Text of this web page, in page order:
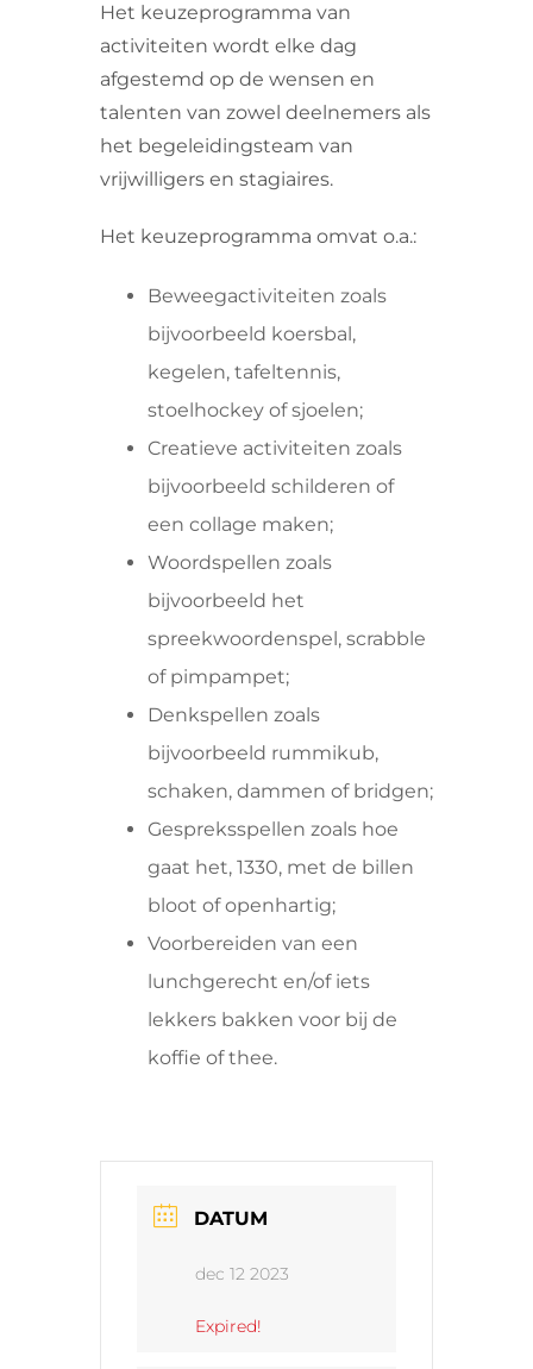
Het keuzeprogramma van
activiteiten wordt elke dag
afgestemd op de wensen en
talenten van zowel deelnemers als
het begeleidingsteam van
vrijwilligers en stagiaires.
Het keuzeprogramma omvat o.a.:
Beweegactiviteiten zoals
bijvoorbeeld koersbal,
kegelen, tafeltennis,
stoelhockey of sjoelen;
Creatieve activiteiten zoals
bijvoorbeeld schilderen of
een collage maken;
Woordspellen zoals
bijvoorbeeld het
spreekwoordenspel, scrabble
of pimpampet;
Denkspellen zoals
bijvoorbeeld rummikub,
schaken, dammen of bridgen;
Gespreksspellen zoals hoe
gaat het, 1330, met de billen
bloot of openhartig;
Voorbereiden van een
lunchgerecht en/of iets
lekkers bakken voor bij de
koffie of thee.
DATUM
dec 12 2023
Expired!